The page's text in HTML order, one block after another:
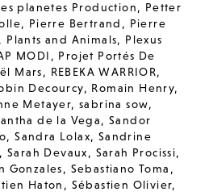
planetes Production, Petter
, Pierre Bertrand , Pierre
, Plants and Animals, Plexus
MODI , Projet Portés De
Mars, REBEKA WARRIOR,
Decourcy, Romain Henry,
Metayer,sabrina sow,
de la Vega,Sandor
,Sandra Lolax, Sandrine
,Sarah Devaux, Sarah Procissi,
Gonzales, Sebastiano Toma ,
Haton , Sébastien Olivier,